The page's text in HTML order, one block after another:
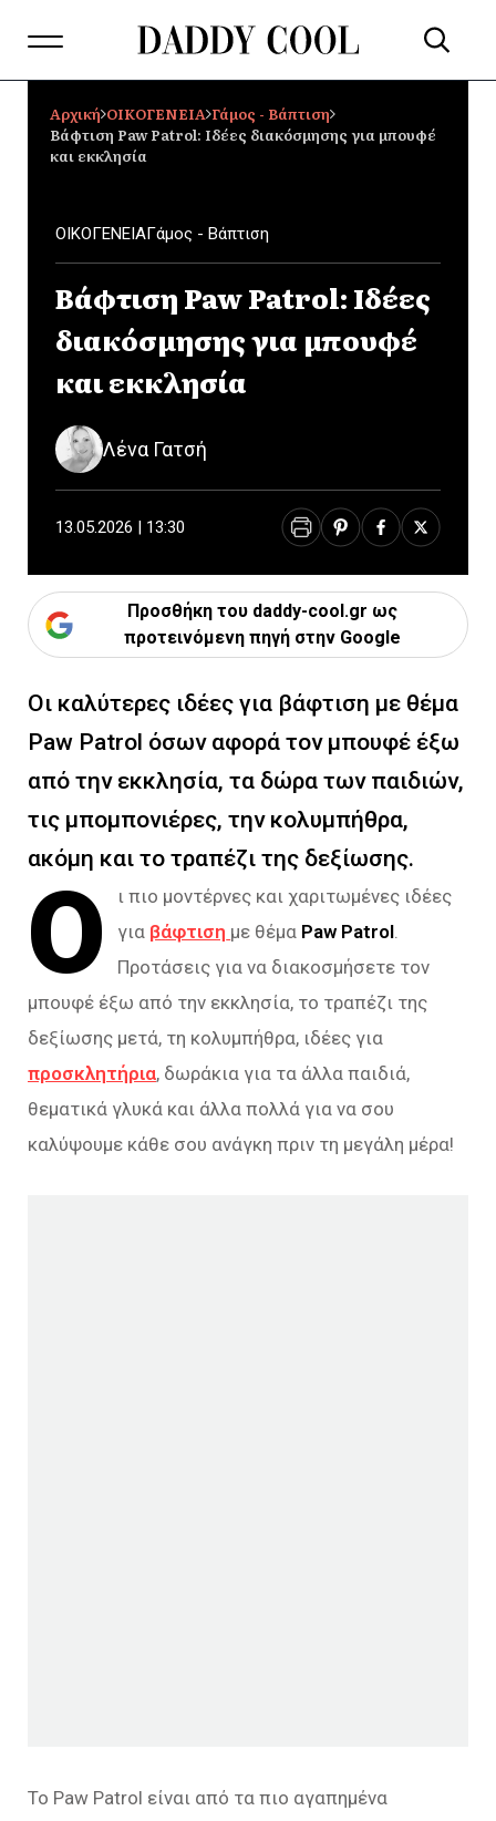
Αρχική ΟΙΚΟΓΕΝΕΙΑ Γάμος - Βάπτιση
Βάφτιση Paw Patrol: Ιδέες διακόσμησης για μπουφέ
και εκκλησία
ΟΙΚΟΓΕΝΕΙΑΓάμος - Βάπτιση
Βάφτιση Paw Patrol: Ιδέες
διακόσμησης για μπουφέ
και εκκλησία
Λένα Γατσή
13.05.2026 | 13:30
Προσθήκη του daddy-cool.gr ως
προτεινόμενη πηγή στην Google
Οι καλύτερες ιδέες για βάφτιση με θέμα
Paw Patrol όσων αφορά τον μπουφέ έξω
από την εκκλησία, τα δώρα των παιδιών,
τις μπομπονιέρες, την κολυμπήθρα,
ακόμη και το τραπέζι της δεξίωσης.
Ο
ι πιο μοντέρνες και χαριτωμένες ιδέες
για βάφτιση με θέμα Paw Patrol.
Προτάσεις για να διακοσμήσετε τον
μπουφέ έξω από την εκκλησία, το τραπέζι της
δεξίωσης μετά, τη κολυμπήθρα, ιδέες για
προσκλητήρια, δωράκια για τα άλλα παιδιά,
θεματικά γλυκά και άλλα πολλά για να σου
καλύψουμε κάθε σου ανάγκη πριν τη μεγάλη μέρα!
Το Paw Patrol είναι από τα πιο αγαπημένα